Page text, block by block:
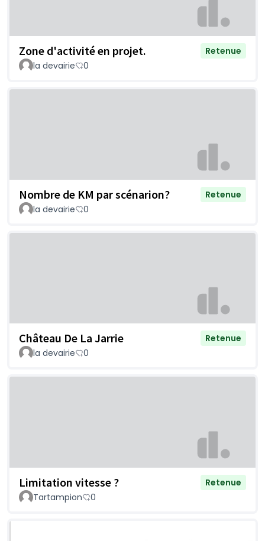
Zone d'activité en projet.
Retenue
la devairie
0
Nombre de KM par scénarion?
Retenue
la devairie
0
Château De La Jarrie
Retenue
la devairie
0
Limitation vitesse ?
Retenue
Tartampion
0